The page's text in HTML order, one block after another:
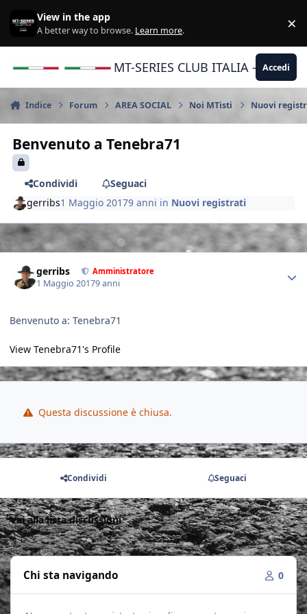
View in the app
A better way to browse. Learn more. ×
MT-SERIES CLUB ITALIA -Accedi
Indice Forum AREA SOCIAL Noi MTisti Nuovi
Benvenuto a Tenebra71
Condividi
Seguaci
gerribs1 Maggio 20179 anni in Nuovi registrati
gerribs Amministratore
1 Maggio 20179 anni
Benvenuto a: Tenebra71
View Tenebra71's Profile
Questa discussione è chiusa.
Condividi Seguaci
Vai alla lista discussioni
Chi sta navigando 0